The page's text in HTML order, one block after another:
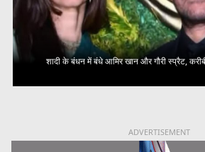
शादी के बंधन में बंधे आमिर खान और गौरी स्प्रैट,
ADVERTISEMENT